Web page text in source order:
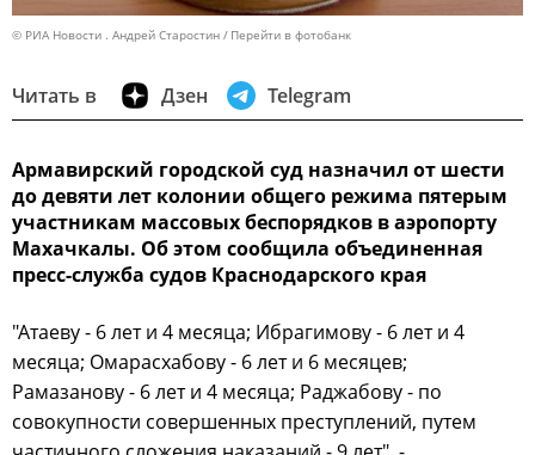
© РИА Новости . Андрей Старостин Перейти в фотобанк
Читать в Дзен Telegram
Армавирский городской суд назначил от шести
до девяти лет колонии общего режима пятерым
участникам массовых беспорядков в аэропорту
Махачкалы. Об этом сообщила объединенная
пресс-служба судов Краснодарского края
"Атаеву - 6 лет и 4 месяца; Ибрагимову - 6 лет и 4
месяца; Омарасхабову - 6 лет и 6 месяцев;
Рамазанову - 6 лет и 4 месяца; Раджабову - по
совокупности совершенных преступлений, путем